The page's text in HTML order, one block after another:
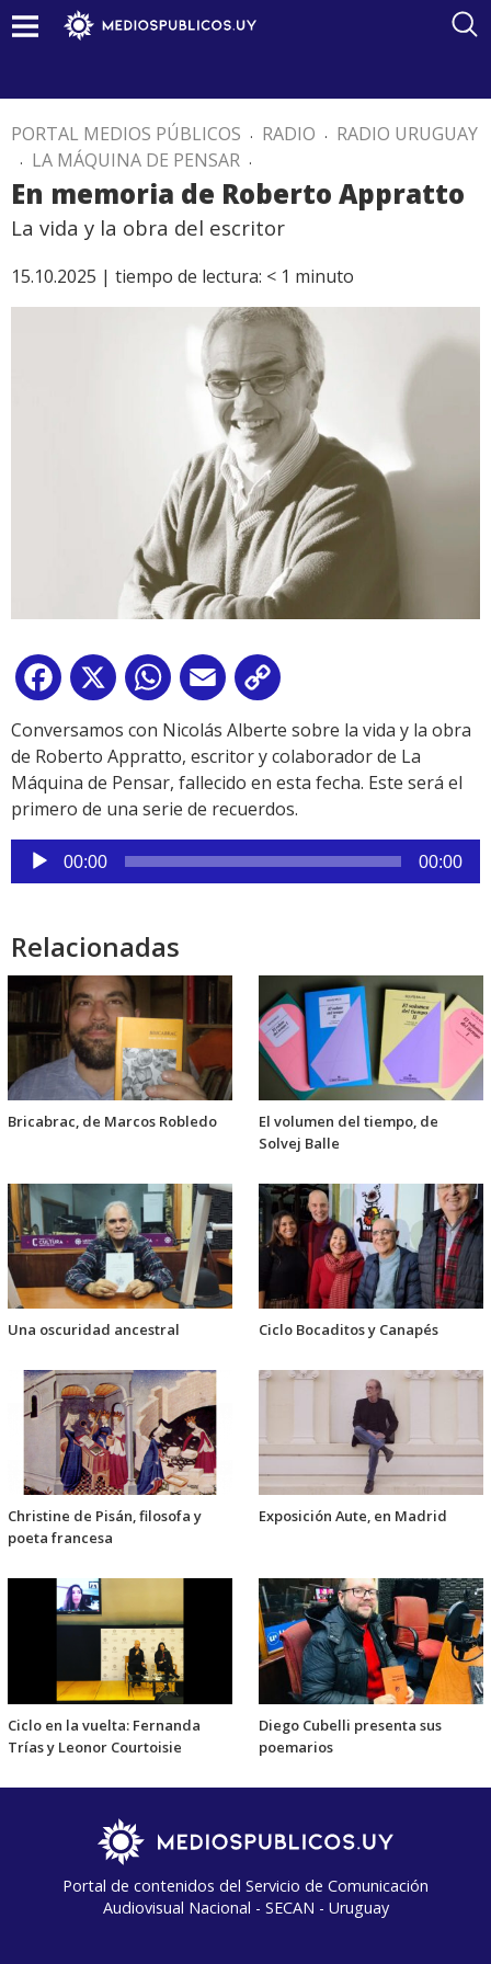
PORTAL MEDIOS PÚBLICOS . RADIO . RADIO URUGUAY
. LA MÁQUINA DE PENSAR .
En memoria de Roberto Appratto
La vida y la obra del escritor
15.10.2025 | tiempo de lectura: < 1 minuto
Facebook
X WhatsApp
Email
Link
Conversamos con Nicolás Alberte sobre la vida y la obra
de Roberto Appratto, escritor y colaborador de La
Máquina de Pensar, fallecido en esta fecha. Este será el
primero de una serie de recuerdos.
Reproductor
de
00:00 00:00
Relacionadas
Bricabrac, de Marcos Robledo
El volumen del tiempo, de
Solvej Balle
Una oscuridad ancestral Ciclo Bocaditos y Canapés
Christine de Pisán, filosofa y
poeta francesa
Exposición Aute, en Madrid
Ciclo en la vuelta: Fernanda
Trías y Leonor Courtoisie
Diego Cubelli presenta sus
poemarios
Portal de contenidos del Servicio de Comunicación
Audiovisual Nacional - SECAN - Uruguay